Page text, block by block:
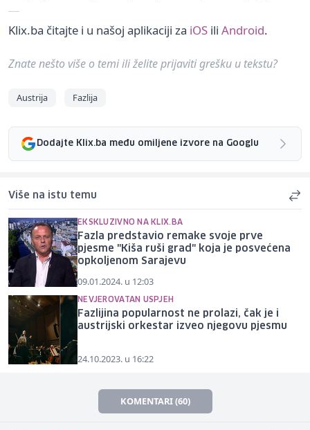
Klix.ba čitajte i u našoj aplikaciji za iOS ili Android.
Znate nešto više o temi ili želite prijaviti grešku u tekstu?
Austrija Fazlija
Dodajte Klix.ba među omiljene izvore na Googlu
Više na istu temu
EKSKLUZIVNO NA KLIX.BA
Fazla predstavio remake svoje prve
pjesme "Kiša ruši grad" koja je posvećena
opkoljenom Sarajevu
09.01.2024. u 12:03
NEVJEROVATAN USPJEH
Fazlijina popularnost ne prolazi, čak je i
austrijski orkestar izveo njegovu pjesmu
24.10.2023. u 16:22
KOMENTARI (60)